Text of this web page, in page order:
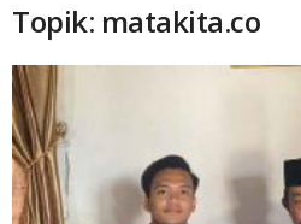
Topik: matakita.co